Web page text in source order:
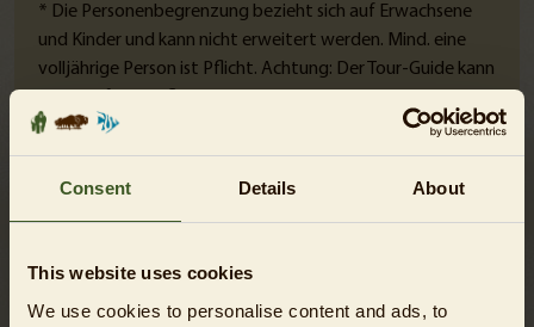
Consent Details About
This website uses cookies
We use cookies to personalise content and ads, to
* Die Personenbegrenzung bezieht sich auf Erwachsene
und Kinder und kann nicht erweitert werden. Mind. eine
volljährige Person ist Pflicht. Achtung: Der Tour-Guide kann
Kinder übernehmen - die entsprechende Verantwortung
liegt bei den erwachsenen Teilnehmer*innen.
SIE HABEN FRAGEN?